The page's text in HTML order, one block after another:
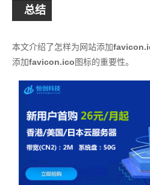
总结
本文介绍了怎样为网站添加
添加favicon.ico图标的重要性。